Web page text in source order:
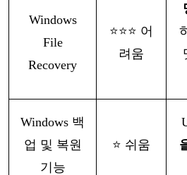
Windows
File
Recovery
⭐⭐⭐ 어
려움
Windows 백
업 및 복원
기능
⭐ 쉬움